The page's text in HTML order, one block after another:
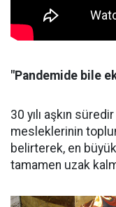
"Pandemide bile
30 yılı aşkın
mesleklerinin
belirterek, en büyük
tamamen uzak